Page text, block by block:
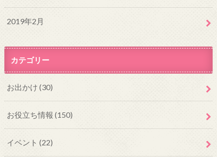
2019年2月
カテゴリー
お出かけ (30)
お役立ち情報 (150)
イベント (22)